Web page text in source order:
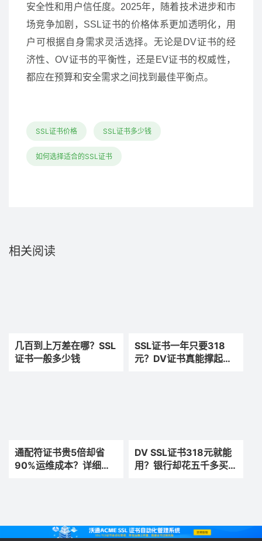
安全性和用户信任度。2025年，随着技术进步和市
场竞争加剧，SSL证书的价格体系更加透明化，用
户可根据自身需求灵活选择。无论是DV证书的经
济性、OV证书的平衡性，还是EV证书的权威性，
都应在预算和安全需求之间找到最佳平衡点。
SSL证书价格 SSL证书多少钱
如何选择适合的SSL证书
相关阅读
几百到上万差在哪？SSL
证书一般多少钱
SSL证书一年只要318
元？DV证书真能撑起企
通配符证书贵5倍却省
90%运维成本？详细拆
DV SSL证书318元就能
用？银行却花五千多买